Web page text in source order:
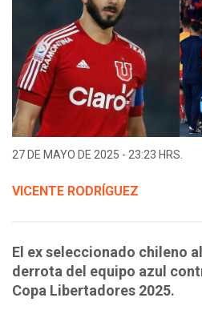
27 DE MAYO DE 2025 - 23:23 HRS.
VICENTE RODRÍGUEZ
El ex seleccionado chileno
derrota del equipo azul
Copa Libertadores 2025.